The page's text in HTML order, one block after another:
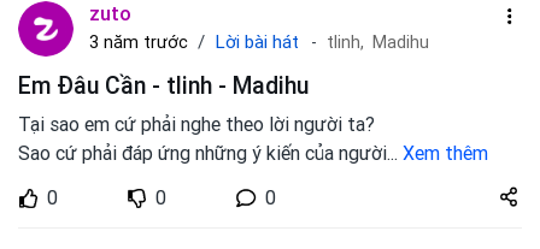
zuto
3 năm trước Lời bài hát tlinh, Madihu
Em Đâu Cần - tlinh - Madihu
Tại sao em cứ phải nghe theo lời người ta?
Sao cứ phải đáp ứng những ý kiến của người... Xem thêm
0
0 0
Share
zuto.vn